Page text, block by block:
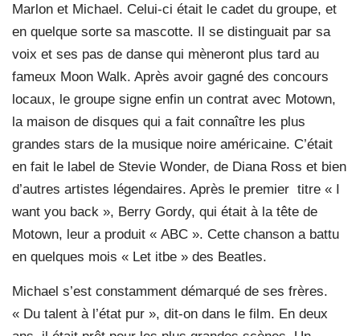
Marlon et Michael. Celui-ci était le cadet du groupe, et
en quelque sorte sa mascotte. Il se distinguait par sa
voix et ses pas de danse qui mèneront plus tard au
fameux Moon Walk. Après avoir gagné des concours
locaux, le groupe signe enfin un contrat avec Motown,
la maison de disques qui a fait connaître les plus
grandes stars de la musique noire américaine. C’était
en fait le label de Stevie Wonder, de Diana Ross et bien
d’autres artistes légendaires. Après le premier titre « I
want you back », Berry Gordy, qui était à la tête de
Motown, leur a produit « ABC ». Cette chanson a battu
en quelques mois « Let itbe » des Beatles.
Michael s’est constamment démarqué de ses frères.
« Du talent à l’état pur », dit-on dans le film. En deux